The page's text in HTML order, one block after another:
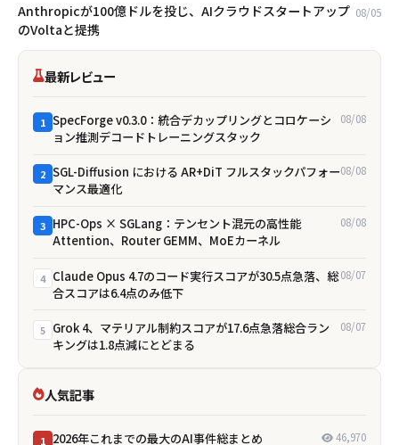
Anthropicが100億ドルを投じ、AIクラウドスタートアップ
のVoltaと提携
08/05
最新レビュー
1 SpecForge v0.3.0：統合デカップリングとコロケーシ
ョン推測デコードトレーニングスタック
08/08
2 SGL-Diffusion における AR+DiT フルスタックパフォー
マンス最適化
08/08
3 HPC-Ops × SGLang：テンセント混元の高性能
Attention、Router GEMM、MoEカーネル
08/08
4 Claude Opus 4.7のコード実行スコアが30.5点急落、総
合スコアは6.4点のみ低下
08/07
5 Grok 4、マテリアル制約スコアが17.6点急落――総合ラン
キングは1.8点減にとどまる
08/07
人気記事
1 2026年これまでの最大のAI事件総まとめ 46,970